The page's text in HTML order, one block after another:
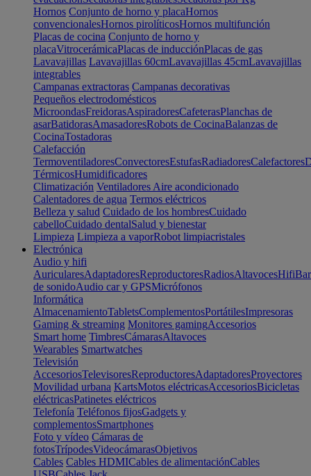
Hornos Conjunto de horno y placaHornos
convencionalesHornos pirolíticosHornos multifunción
Placas de cocina Conjunto de horno y
placaVitrocerámicaPlacas de inducciónPlacas de gas
Lavavajillas Lavavajillas 60cmLavavajillas 45cmLavavajillas
integrables
Campanas extractoras Campanas decorativas
Pequeños electrodomésticos
MicroondasFreidorasAspiradoresCafeterasPlanchas de
asarBatidorasAmasadoresRobots de CocinaBalanzas de
CocinaTostadoras
Calefacción
TermoventiladoresConvectoresEstufasRadiadoresCalefactores
TérmicosHumidificadores
Climatización Ventiladores Aire acondicionado
Calentadores de agua Termos eléctricos
Belleza y salud Cuidado de los hombresCuidado
cabelloCuidado dentalSalud y bienestar
Limpieza Limpieza a vaporRobot limpiacristales
Electrónica
Audio y hifi
AuricularesAdaptadoresReproductoresRadiosAltavocesHifi
de sonidoAudio car y GPSMicrófonos
Informática
AlmacenamientoTabletsComplementosPortátilesImpresoras
Gaming & streaming Monitores gamingAccesorios
Smart home TimbresCámarasAltavoces
Wearables Smartwatches
Televisión
AccesoriosTelevisoresReproductoresAdaptadoresProyectores
Movilidad urbana KartsMotos eléctricasAccesoriosBicicletas
eléctricasPatinetes eléctricos
Telefonía Teléfonos fijosGadgets y
complementosSmartphones
Foto y vídeo Cámaras de
fotosTrípodesVideocámarasObjetivos
Cables Cables HDMICables de alimentaciónCables